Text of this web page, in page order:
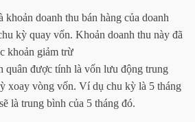
khoản doanh thu bán hàng của doanh
kỳ quay vốn. Khoản doanh thu này đã
khoản giảm trừ
quân được tính là vốn lưu động trung
xoay vòng vốn. Ví dụ chu kỳ là 5 tháng
là trung bình của 5 tháng đó.